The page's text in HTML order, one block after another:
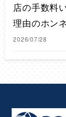
店の手数料
理由のホンネ
2026/07/28